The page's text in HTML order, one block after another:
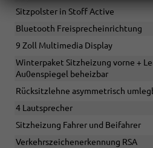
Sitzpolster in Stoff Active
Bluetooth Freisprecheinrichtung
9 Zoll Multimedia Display
Winterpaket Sitzheizung vorne +
Au0enspiegel beheizbar
Rücksitzlehne asymmetrisch
4 Lautsprecher
Sitzheizung Fahrer und Beifahrer
Verkehrszeichenerkennung RSA